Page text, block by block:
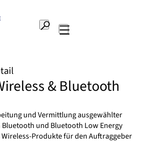
Suche
& Bluetooth
und Vermittlung ausgewählter
und Bluetooth Low Energy
Produkte für den Auftraggeber